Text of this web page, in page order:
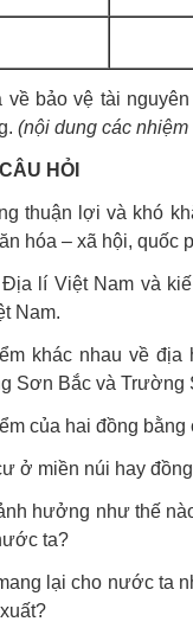
bảo vệ tài
(nội dung các
HỎI
thuận lợi và khó
hóa – xã hội, quốc
lí Việt Nam và
Nam.
khác nhau về
Sơn Bắc và Trường
của hai đồng
ở miền núi hay
hưởng như thế
ta?
lại cho nước ta